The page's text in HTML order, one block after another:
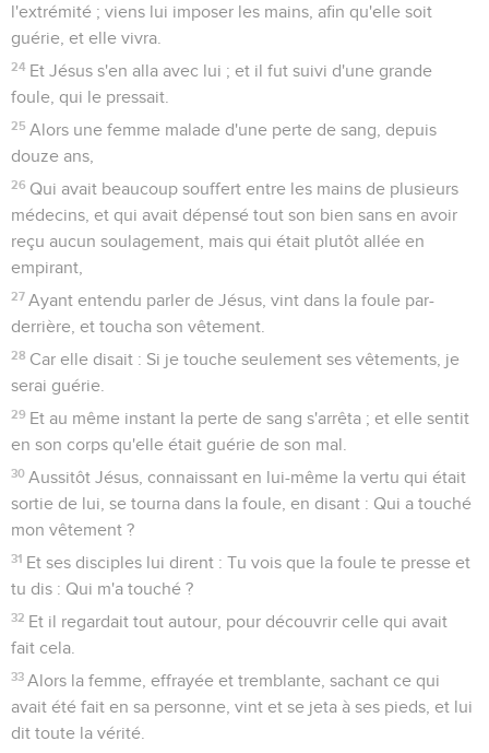
l'extrémité ; viens lui imposer les mains, afin qu'elle soit
guérie, et elle vivra.
24 Et Jésus s'en alla avec lui ; et il fut suivi d'une grande
foule, qui le pressait.
25 Alors une femme malade d'une perte de sang, depuis
douze ans,
26 Qui avait beaucoup souffert entre les mains de plusieurs
médecins, et qui avait dépensé tout son bien sans en avoir
reçu aucun soulagement, mais qui était plutôt allée en
empirant,
27 Ayant entendu parler de Jésus, vint dans la foule par-
derrière, et toucha son vêtement.
28 Car elle disait : Si je touche seulement ses vêtements, je
serai guérie.
29 Et au même instant la perte de sang s'arrêta ; et elle sentit
en son corps qu'elle était guérie de son mal.
30 Aussitôt Jésus, connaissant en lui-même la vertu qui était
sortie de lui, se tourna dans la foule, en disant : Qui a touché
mon vêtement ?
31 Et ses disciples lui dirent : Tu vois que la foule te presse et
tu dis : Qui m'a touché ?
32 Et il regardait tout autour, pour découvrir celle qui avait
fait cela.
33 Alors la femme, effrayée et tremblante, sachant ce qui
avait été fait en sa personne, vint et se jeta à ses pieds, et lui
dit toute la vérité.